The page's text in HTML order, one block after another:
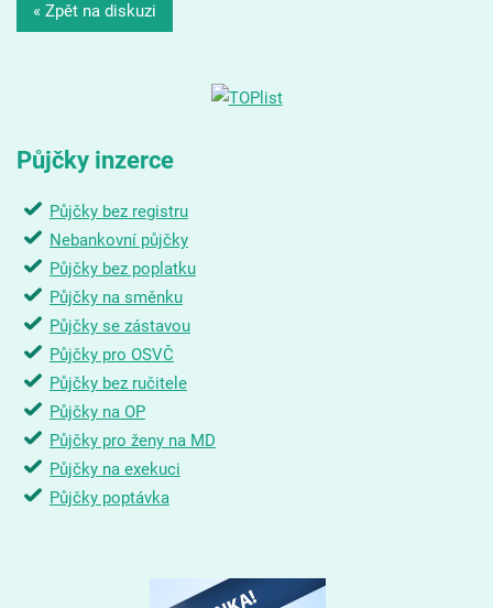
« Zpět na diskuzi
Půjčky inzerce
Půjčky bez registru
Nebankovní půjčky
Půjčky bez poplatku
Půjčky na směnku
Půjčky se zástavou
Půjčky pro OSVČ
Půjčky bez ručitele
Půjčky na OP
Půjčky pro ženy na MD
Půjčky na exekuci
Půjčky poptávka